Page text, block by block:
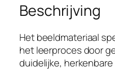
g
r
a
m
m
Beschrijving
Het beeldmateriaal
het leerproces door
duidelijke,